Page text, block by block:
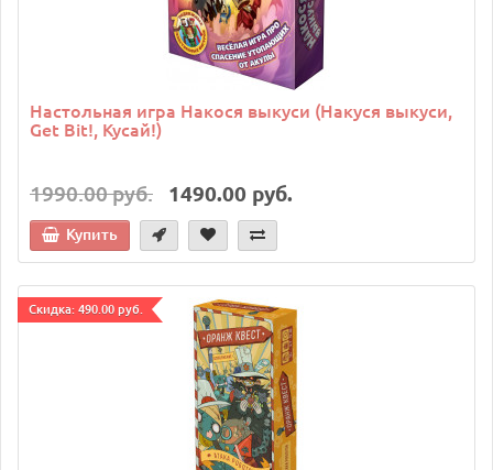
Настольная игра Накося выкуси (Накуся выкуси,
Get Bit!, Кусай!)
1990.00 руб. 1490.00 руб.
Купить
Cкидка: 490.00 руб.